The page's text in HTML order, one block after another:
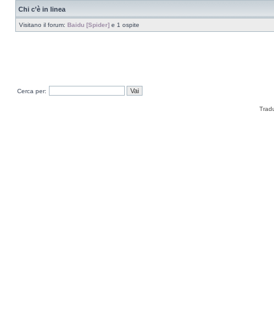
Chi c’è in linea
Visitano il forum: Baidu [Spider] e 1 ospite
Cerca per: